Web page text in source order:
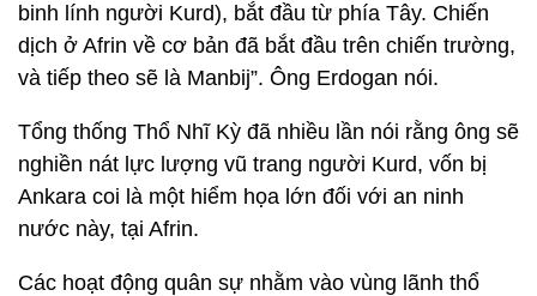
binh lính người Kurd), bắt đầu từ phía Tây. Chiến
dịch ở Afrin về cơ bản đã bắt đầu trên chiến trường,
và tiếp theo sẽ là Manbij”. Ông Erdogan nói.
Tổng thống Thổ Nhĩ Kỳ đã nhiều lần nói rằng ông sẽ
nghiền nát lực lượng vũ trang người Kurd, vốn bị
Ankara coi là một hiểm họa lớn đối với an ninh
nước này, tại Afrin.
Các hoạt động quân sự nhằm vào vùng lãnh thổ